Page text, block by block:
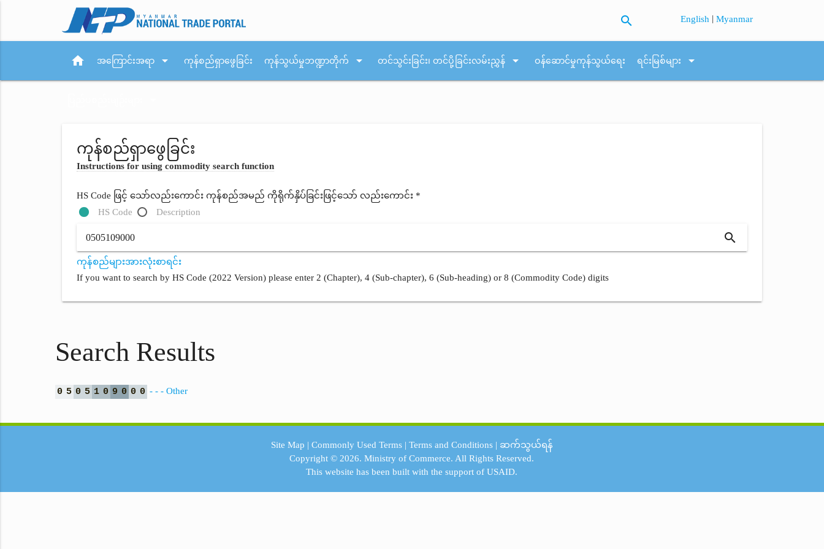
search English |Myanmar
home အကြောင်းအရာ arrow_drop_down ကုန်စည်ရှာဖွေခြင်း ကုန်သွယ်မှုဘဏ္ဍာတိုက် arrow_drop_down တင်သွင်းခြင်း၊ တင်ပို့ခြင်းလမ်းညွှန် arrow_drop_down ဝန်ဆောင်မှုကုန်သွယ်ရေး ရင်းမြစ်များ arrow_drop_down
ကုန်စည်ရှာဖွေခြင်း
Instructions for using commodity search function
HS Code ဖြင့် သော်လည်းကောင်း ကုန်စည်အမည် ကိုရိုက်နှိပ်ခြင်းဖြင့်သော် လည်းကောင်း *
HS Code
Description
search
ကုန်စည်များအားလုံးစာရင်း
If you want to search by HS Code (2022 Version) please enter 2 (Chapter), 4 (Sub-chapter), 6 (Sub-heading) or 8 (Commodity Code) digits
Search Results
0 5 0 5 1 0 9 0 0 0 - - - Other
Site Map | Commonly Used Terms| Terms and Conditions| ဆက်သွယ်ရန်
Copyright © 2026.Ministry of Commerce. All Rights Reserved.
This website has been built with the support ofUSAID.